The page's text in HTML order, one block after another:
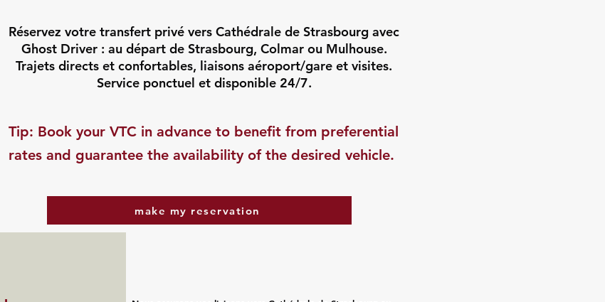
Réservez votre transfert privé vers Cathédrale de Strasbourg avec
Ghost Driver : au départ de Strasbourg, Colmar ou Mulhouse.
Trajets directs et confortables, liaisons aéroport/gare et visites.
Service ponctuel et disponible 24/7.
​Tip: Book your VTC in advance to benefit from preferential
rates and guarantee the availability of the desired vehicle.
make my reservation